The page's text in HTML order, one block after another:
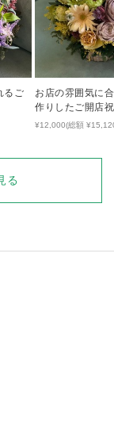
るご
お店の雰囲気に
作りしたご開店
¥12,000(総額
る